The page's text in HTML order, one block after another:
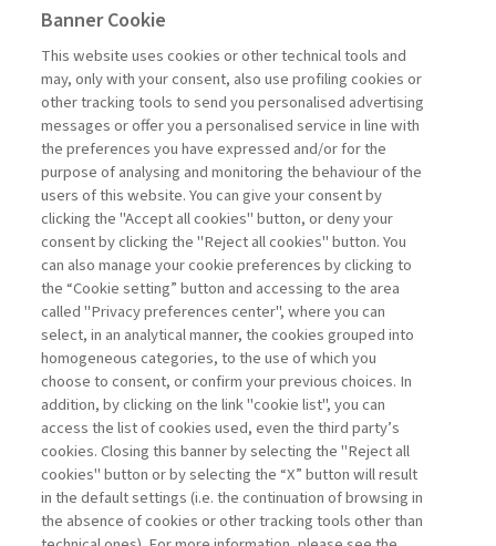
«Le molestie e i ricatti sessuali sul lavoro»
febbraio 2018.
Vai all'archivio
Contatti
Abbonamenti
Banner Cookie
This website uses cookies or other technical tools and
may, only with your consent, also use profiling cookies or
other tracking tools to send you personalised advertising
messages or offer you a personalised service in line with
the preferences you have expressed and/or for the
purpose of analysing and monitoring the behaviour of the
users of this website. You can give your consent by
clicking the "Accept all cookies" button, or deny your
consent by clicking the "Reject all cookies" button. You
can also manage your cookie preferences by clicking to
the “Cookie setting” button and accessing to the area
called "Privacy preferences center", where you can
select, in an analytical manner, the cookies grouped into
homogeneous categories, to the use of which you
choose to consent, or confirm your previous choices. In
addition, by clicking on the link "cookie list", you can
access the list of cookies used, even the third party’s
cookies. Closing this banner by selecting the "Reject all
cookies" button or by selecting the “X” button will result
in the default settings (i.e. the continuation of browsing in
the absence of cookies or other tracking tools other than